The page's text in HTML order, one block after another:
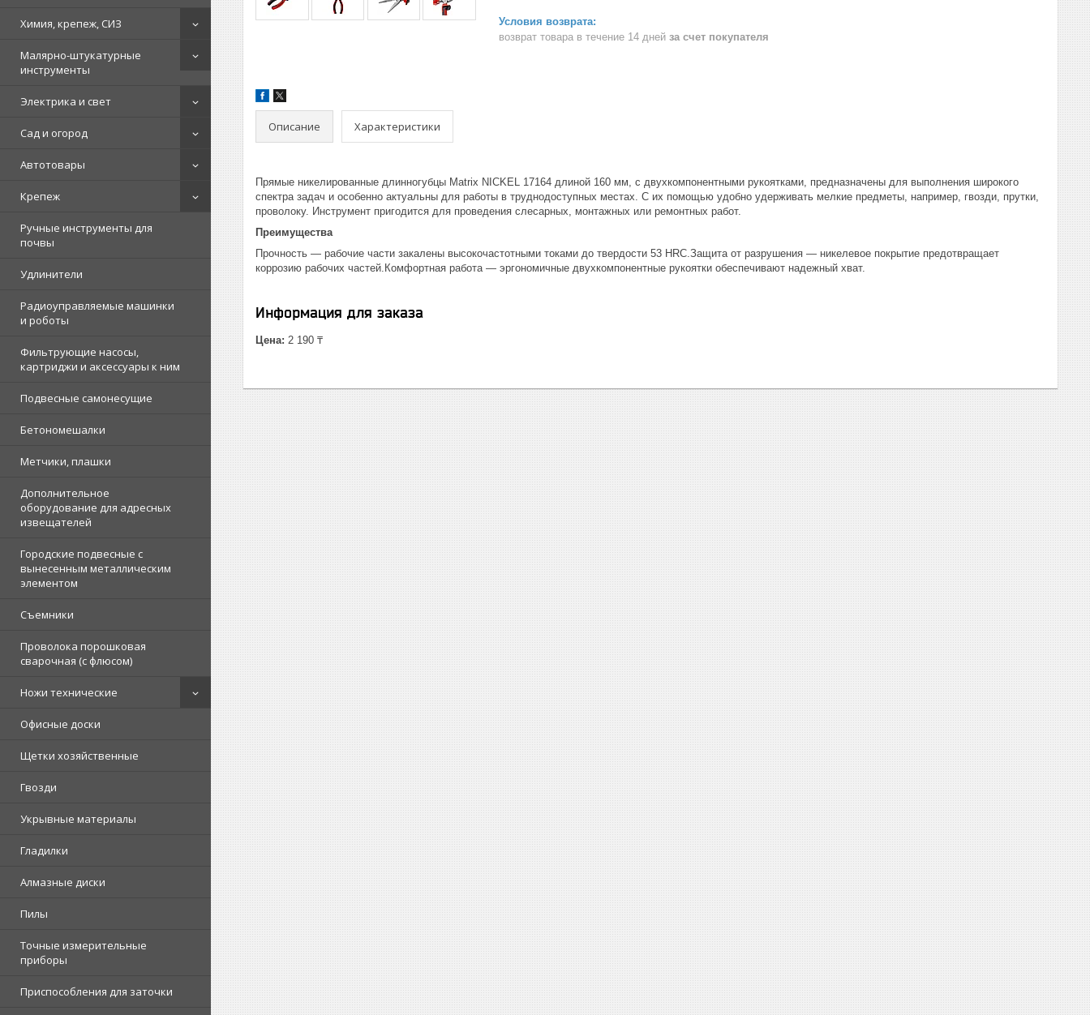
Химия, крепеж, СИЗ
Малярно-штукатурные
инструменты
Электрика и свет
Сад и огород
Автотовары
Крепеж
Ручные инструменты для
почвы
Удлинители
Радиоуправляемые машинки
и роботы
Фильтрующие насосы,
картриджи и аксессуары к ним
Подвесные самонесущие
Бетономешалки
Метчики, плашки
Дополнительное
оборудование для адресных
извещателей
Городские подвесные с
вынесенным металлическим
элементом
Съемники
Проволока порошковая
сварочная (с флюсом)
Ножи технические
Офисные доски
Щетки хозяйственные
Гвозди
Укрывные материалы
Гладилки
Алмазные диски
Пилы
Точные измерительные
приборы
Приспособления для заточки
возврат товара в течение 14 дней за счет покупателя
Описание Характеристики
Прямые никелированные длинногубцы Matrix NICKEL 17164 длиной 160 мм, с двухкомпонентными рукоятками, предназначены для выполнения широкого
спектра задач и особенно актуальны для работы в труднодоступных местах. С их помощью удобно удерживать мелкие предметы, например, гвозди, прутки,
проволоку. Инструмент пригодится для проведения слесарных, монтажных или ремонтных работ.
Преимущества
Прочность — рабочие части закалены высокочастотными токами до твердости 53 HRC.Защита от разрушения — никелевое покрытие предотвращает
коррозию рабочих частей.Комфортная работа — эргономичные двухкомпонентные рукоятки обеспечивают надежный хват.
Информация для заказа
Цена: 2 190 ₸